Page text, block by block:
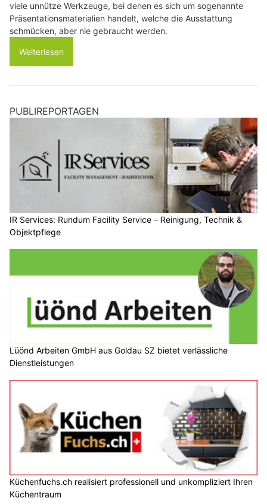
viele unnütze Werkzeuge, bei denen es sich um sogenannte
Präsentationsmaterialien handelt, welche die Ausstattung
schmücken, aber nie gebraucht werden.
Weiterlesen
PUBLIREPORTAGEN
IR Services: Rundum Facility Service – Reinigung, Technik &
Objektpflege
Lüönd Arbeiten GmbH aus Goldau SZ bietet verlässliche
Dienstleistungen
Küchenfuchs.ch realisiert professionell und unkompliziert Ihren
Küchentraum